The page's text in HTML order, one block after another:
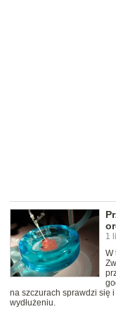
1
W
na szczurach sprawdzi się
wydłużeniu.